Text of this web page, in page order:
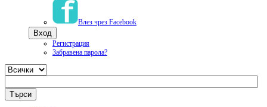
Влез чрез Facebook
Регистрация
Забравена парола?